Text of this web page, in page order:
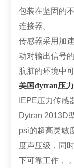
包装在坚固的
连接器。
传感器采用加
动对输出信号
肮脏的环境中
美国dytran压
IEPE压力传感
Dytran 2013D
psi的超高灵敏
度声压级，同
下可靠工作， 。